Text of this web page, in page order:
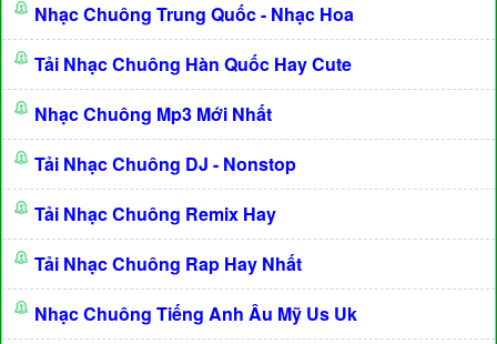
Nhạc Chuông Trung Quốc - Nhạc Hoa
Tải Nhạc Chuông Hàn Quốc Hay Cute
Nhạc Chuông Mp3 Mới Nhất
Tải Nhạc Chuông DJ - Nonstop
Tải Nhạc Chuông Remix Hay
Tải Nhạc Chuông Rap Hay Nhất
Nhạc Chuông Tiếng Anh Âu Mỹ Us Uk